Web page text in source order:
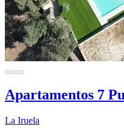
Apartamentos 7
La Iruela